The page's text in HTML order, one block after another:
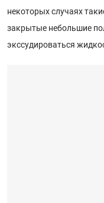
некоторых случаях
закрытые небольшие
экссудироваться